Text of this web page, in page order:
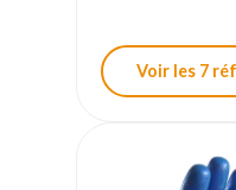
Voir les 7